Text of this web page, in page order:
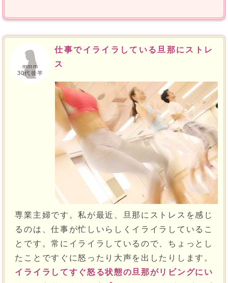
mmm
30代後半
仕事でイライラしている旦那にストレ
ス
専業主婦です。私が最近、旦那にストレスを感じ
るのは、仕事が忙しいらしくイライラしているこ
とです。常にイライラしているので、ちょっとし
たことですぐに怒ったり大声を出したりします。
イライラしてすぐ怒る状態の旦那がリビングにい